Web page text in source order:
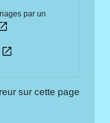
par un
open_in_new
sur cette page